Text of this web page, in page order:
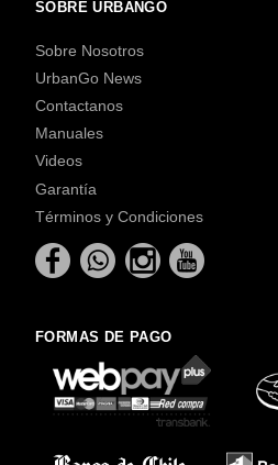
SOBRE URBANGO
Sobre Nosotros
UrbanGo News
Contactanos
Manuales
Videos
Garantía
Términos y Condiciones
FORMAS DE PAGO